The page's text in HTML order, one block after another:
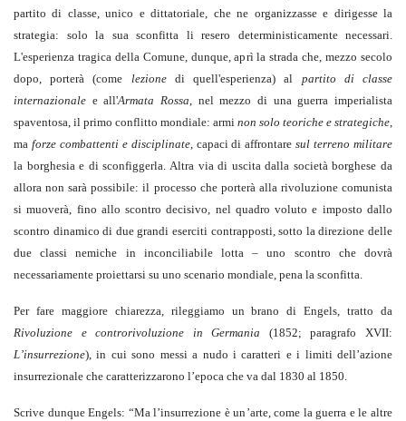
partito di classe, unico e dittatoriale, che ne organizzasse e dirigesse la
strategia: solo la sua sconfitta li resero deterministicamente necessari.
L'esperienza tragica della Comune, dunque, aprì la strada che, mezzo secolo
dopo, porterà (come lezionedi quell'esperienza) al partito di classe
internazionale e all'Armata Rossa, nel mezzo di una guerra imperialista
spaventosa, il primo conflitto mondiale: armi non solo teoriche e strategiche,
ma forze combattenti e disciplinate, capaci di affrontaresul terreno militare
la borghesia e di sconfiggerla. Altra via di uscita dalla società borghese da
allora non sarà possibile: il processo che porterà alla rivoluzione comunista
si muoverà, fino allo scontro decisivo, nel quadro voluto e imposto dallo
scontro dinamico di due grandi eserciti contrapposti, sotto la direzione delle
due classi nemiche in inconciliabile lotta – uno scontro che dovrà
necessariamente proiettarsi su uno scenario mondiale, pena la sconfitta.
Per fare maggiore chiarezza, rileggiamo un brano di Engels, tratto da
Rivoluzione e controrivoluzione in Germania (1852; paragrafo XVII:
L’insurrezione), in cui sono messi a nudo i caratteri e i limiti dell’azione
insurrezionale che caratterizzarono l’epoca che va dal 1830 al 1850.
Scrive dunque Engels: “Ma l’insurrezione è un’arte, come la guerra e le altre